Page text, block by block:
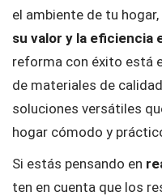
el ambiente de tu
su valor y la eficiencia
reforma con éxito está
de materiales de
soluciones versátiles
hogar cómodo y
Si estás pensando en
ten en cuenta que los